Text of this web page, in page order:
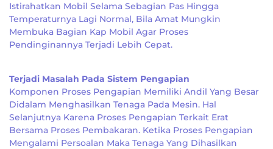
Istirahatkan Mobil Selama Sebagian Pas Hingga
Temperaturnya Lagi Normal, Bila Amat Mungkin
Membuka Bagian Kap Mobil Agar Proses
Pendinginannya Terjadi Lebih Cepat.
Terjadi Masalah Pada Sistem Pengapian
Komponen Proses Pengapian Memiliki Andil Yang Besar
Didalam Menghasilkan Tenaga Pada Mesin. Hal
Selanjutnya Karena Proses Pengapian Terkait Erat
Bersama Proses Pembakaran. Ketika Proses Pengapian
Mengalami Persoalan Maka Tenaga Yang Dihasilkan